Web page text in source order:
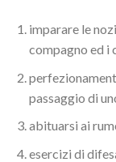
imparare le
compagno ed i
passaggio di
abituarsi ai
esercizi di